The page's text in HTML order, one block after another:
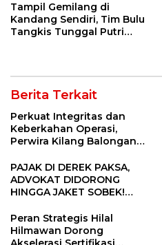
Tampil Gemilang di
Kandang Sendiri, Tim Bulu
Tangkis Tunggal Putri
Berita Terkait
Perkuat Integritas dan
Keberkahan Operasi,
Perwira Kilang Balongan
PAJAK DI DEREK PAKSA,
ADVOKAT DIDORONG
HINGGA JAKET SOBEK!
Ngamuk Kepung Polresta
Pekanbaru!
Peran Strategis Hilal
Hilmawan Dorong